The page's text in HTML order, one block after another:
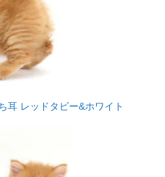
耳 レッドタビー&ホワイト